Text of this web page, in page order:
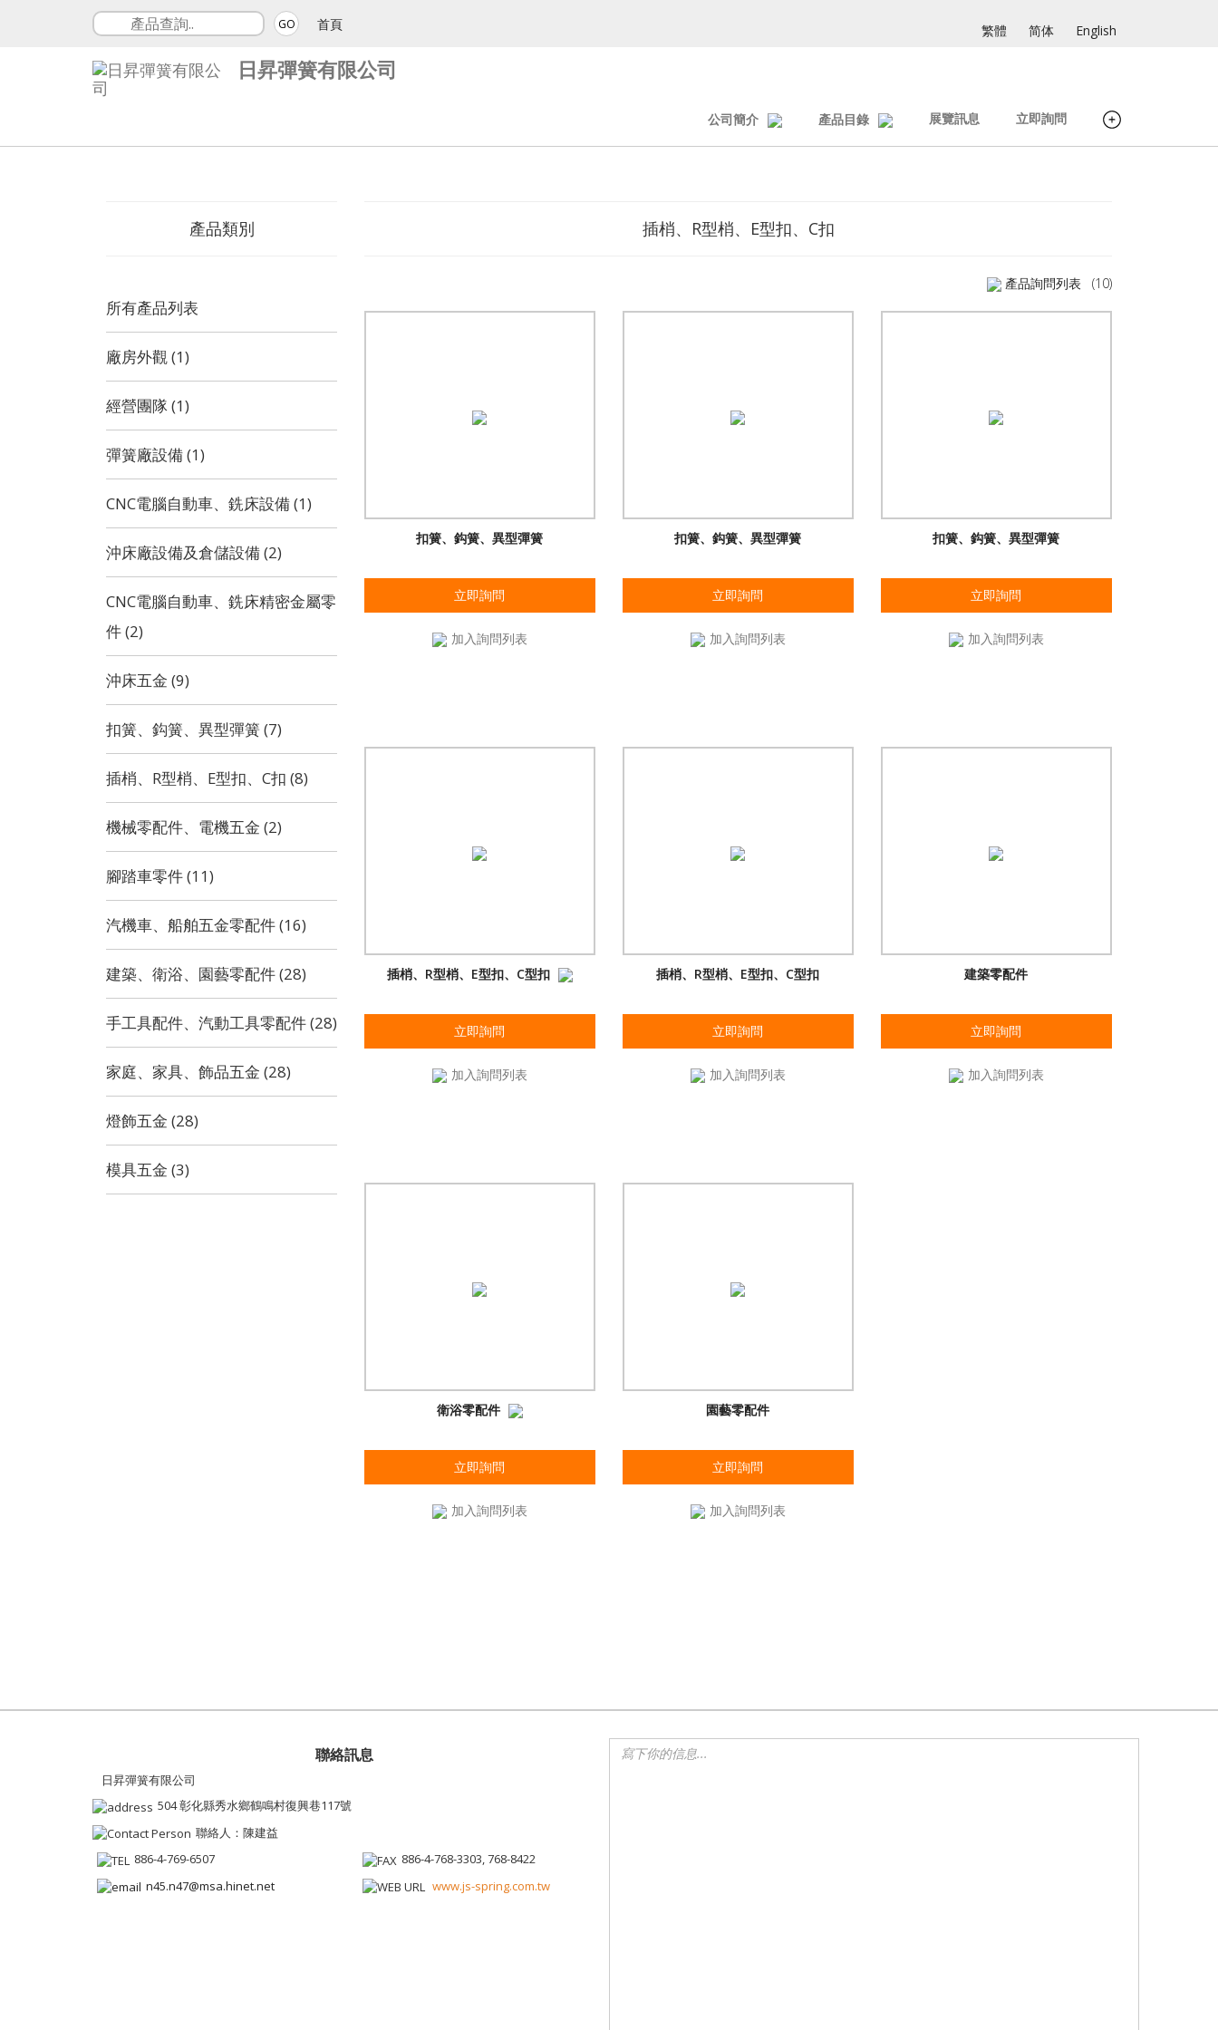
GO 首頁 繁體 简体 English
日昇彈簧有限公司
公司簡介 產品目錄 展覽訊息 立即詢問
產品類別
所有產品列表
廠房外觀 (1)
經營團隊 (1)
彈簧廠設備 (1)
CNC電腦自動車、銑床設備 (1)
沖床廠設備及倉儲設備 (2)
CNC電腦自動車、銑床精密金屬零
件 (2)
沖床五金 (9)
扣簧、鈎簧、異型彈簧 (7)
插梢、R型梢、E型扣、C扣 (8)
機械零配件、電機五金 (2)
腳踏車零件 (11)
汽機車、船舶五金零配件 (16)
建築、衛浴、園藝零配件 (28)
手工具配件、汽動工具零配件 (28)
家庭、家具、飾品五金 (28)
燈飾五金 (28)
模具五金 (3)
插梢、R型梢、E型扣、C扣
產品詢問列表 (10)
扣簧、鈎簧、異型彈簧
立即詢問
加入詢問列表
扣簧、鈎簧、異型彈簧
立即詢問
加入詢問列表
扣簧、鈎簧、異型彈簧
立即詢問
加入詢問列表
插梢、R型梢、E型扣、C型扣
立即詢問
加入詢問列表
插梢、R型梢、E型扣、C型扣
立即詢問
加入詢問列表
建築零配件
立即詢問
加入詢問列表
衛浴零配件
立即詢問
加入詢問列表
園藝零配件
立即詢問
加入詢問列表
聯絡訊息
日昇彈簧有限公司
504 彰化縣秀水鄉鶴鳴村復興巷117號
聯絡人：陳建益
886-4-769-6507
886-4-768-3303, 768-8422
n45.n47@msa.hinet.net
www.js-spring.com.tw